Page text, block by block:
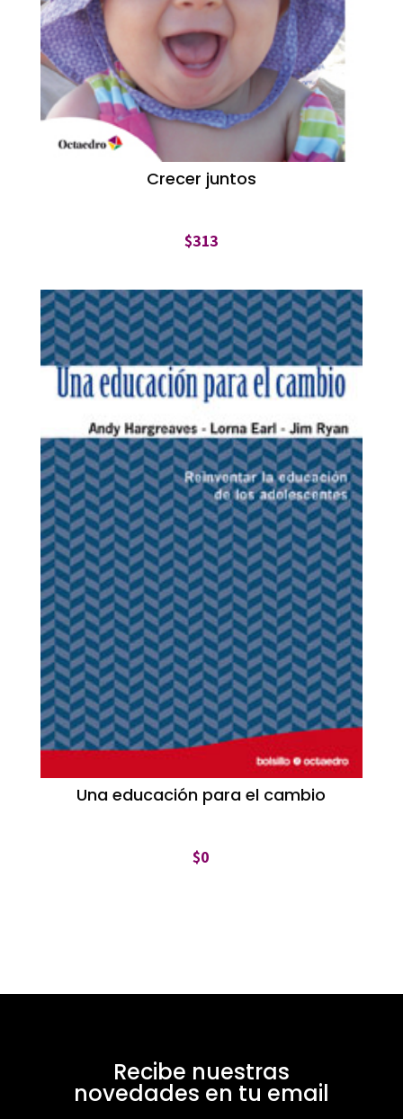
Crecer juntos
$313
Una educación para el cambio
$0
Recibe nuestras
novedades en tu email